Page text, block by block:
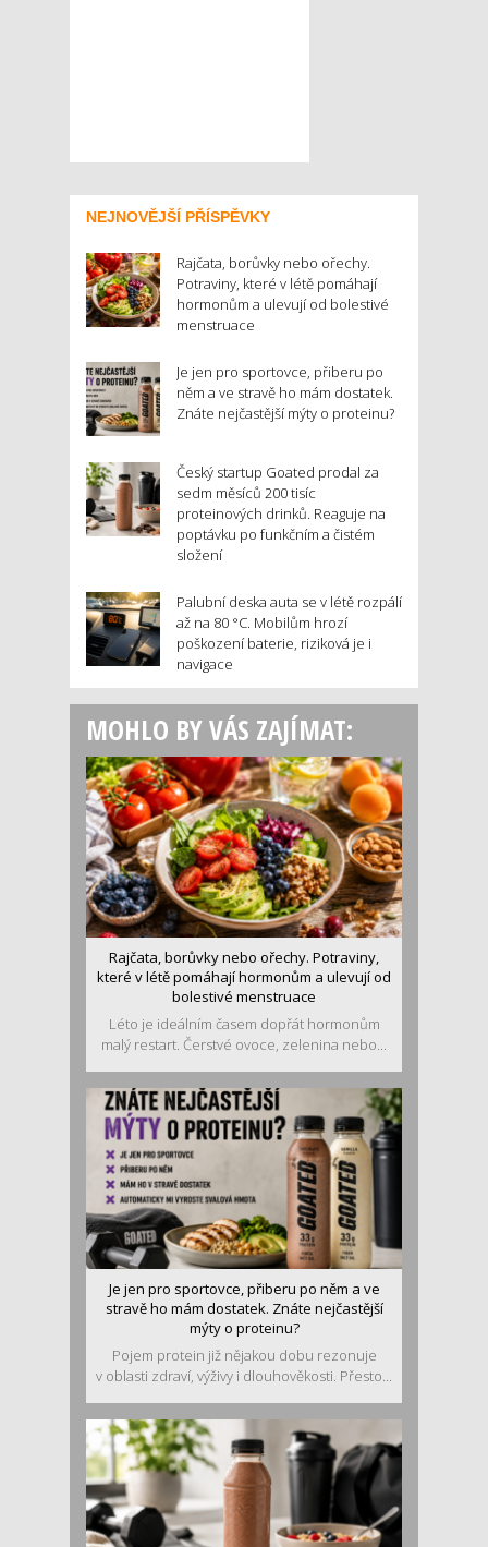
NEJNOVĚJŠÍ PŘÍSPĚVKY
Rajčata, borůvky nebo ořechy.
Potraviny, které v létě pomáhají
hormonům a ulevují od bolestivé
menstruace
Je jen pro sportovce, přiberu po
něm a ve stravě ho mám dostatek.
Znáte nejčastější mýty o proteinu?
Český startup Goated prodal za
sedm měsíců 200 tisíc
proteinových drinků. Reaguje na
poptávku po funkčním a čistém
složení
Palubní deska auta se v létě rozpálí
až na 80 °C. Mobilům hrozí
poškození baterie, riziková je i
navigace
MOHLO BY VÁS ZAJÍMAT:
Rajčata, borůvky nebo ořechy. Potraviny,
které v létě pomáhají hormonům a ulevují od
bolestivé menstruace
Léto je ideálním časem dopřát hormonům
malý restart. Čerstvé ovoce, zelenina nebo...
Je jen pro sportovce, přiberu po něm a ve
stravě ho mám dostatek. Znáte nejčastější
mýty o proteinu?
Pojem protein již nějakou dobu rezonuje
v oblasti zdraví, výživy i dlouhověkosti. Přesto...